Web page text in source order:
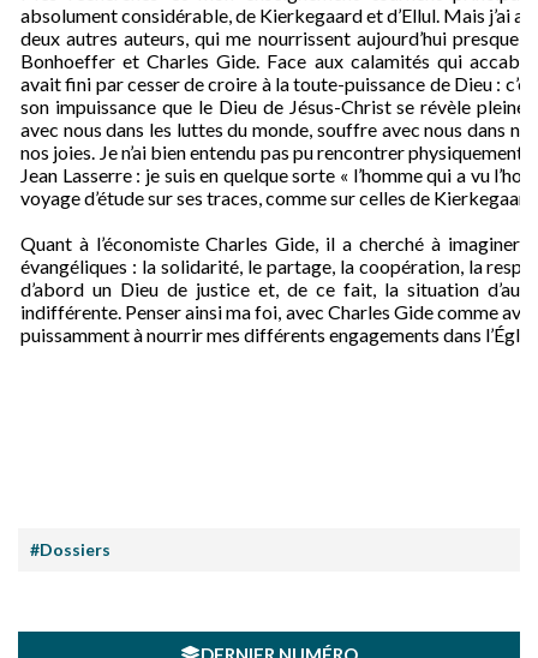
absolument considérable, de Kierkegaard et d’Ellul. Mais j’ai
deux autres auteurs, qui me nourrissent aujourd’hui presque
Bonhoeffer et Charles Gide. Face aux calamités qui
avait fini par cesser de croire à la toute-puissance de Dieu :
son impuissance que le Dieu de Jésus-Christ se révèle
avec nous dans les luttes du monde, souffre avec nous dans
nos joies. Je n’ai bien entendu pas pu rencontrer
Jean Lasserre : je suis en quelque sorte « l’homme qui a vu
voyage d’étude sur ses traces, comme sur celles de
Quant à l’économiste Charles Gide, il a cherché à imaginer
évangéliques : la solidarité, le partage, la coopération, la
d’abord un Dieu de justice et, de ce fait, la situation
indifférente. Penser ainsi ma foi, avec Charles Gide comme
puissamment à nourrir mes différents engagements dans
#Dossiers